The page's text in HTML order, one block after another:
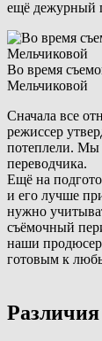
ещё дежурный
Во время
Мельчиковой
Сначала все
режиссер
потеплели. Мы
переводчика.
Ещё на
и его лучше
нужно
съёмочный
наши
готовым к
Различия